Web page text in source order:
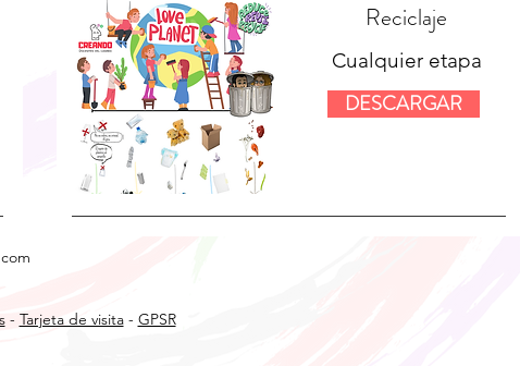
Reciclaje
Cualquier etapa
DESCARGAR
- Tarjeta de visita- GPSR